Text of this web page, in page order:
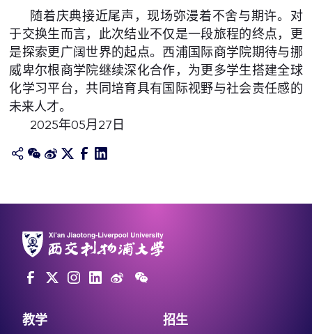
随着庆典接近尾声，现场弥漫着不舍与期许。对
于交换生而言，此次结业不仅是一段旅程的终点，更
是探索更广阔世界的起点。西浦国际商学院期待与挪
威卑尔根商学院继续深化合作，为更多学生搭建全球
化学习平台，共同培育具有国际视野与社会责任感的
未来人才。
2025年05月27日
教学 招生